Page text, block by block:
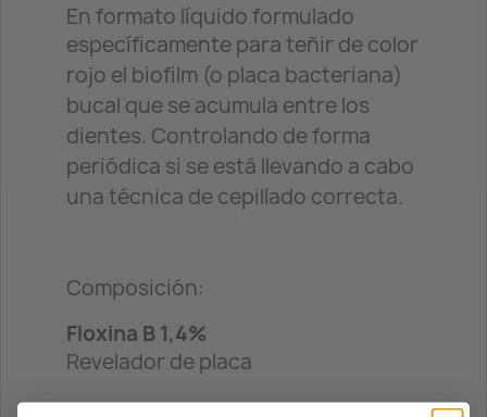
En formato líquido formulado
específicamente para teñir de color
rojo el biofilm (o placa bacteriana)
bucal que se acumula entre los
dientes. Controlando de forma
periódica si se está llevando a cabo
una técnica de cepillado correcta.
Composición:
Floxina B 1,4%
Revelador de placa